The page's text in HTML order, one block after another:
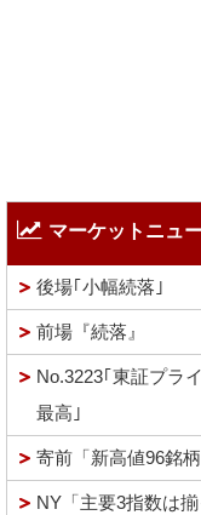
マーケットニュ
後場｢小幅続落｣
前場『続落』
No.3223｢東証プラ
最高｣
寄前「新高値96銘
NY「主要3指数は揃